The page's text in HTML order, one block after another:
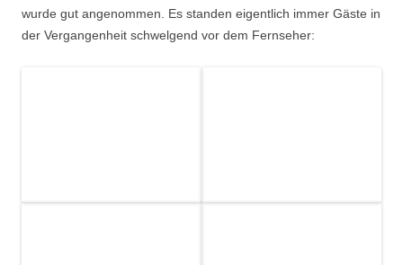
wurde gut angenommen. Es standen eigentlich immer Gäste in
der Vergangenheit schwelgend vor dem Fernseher: